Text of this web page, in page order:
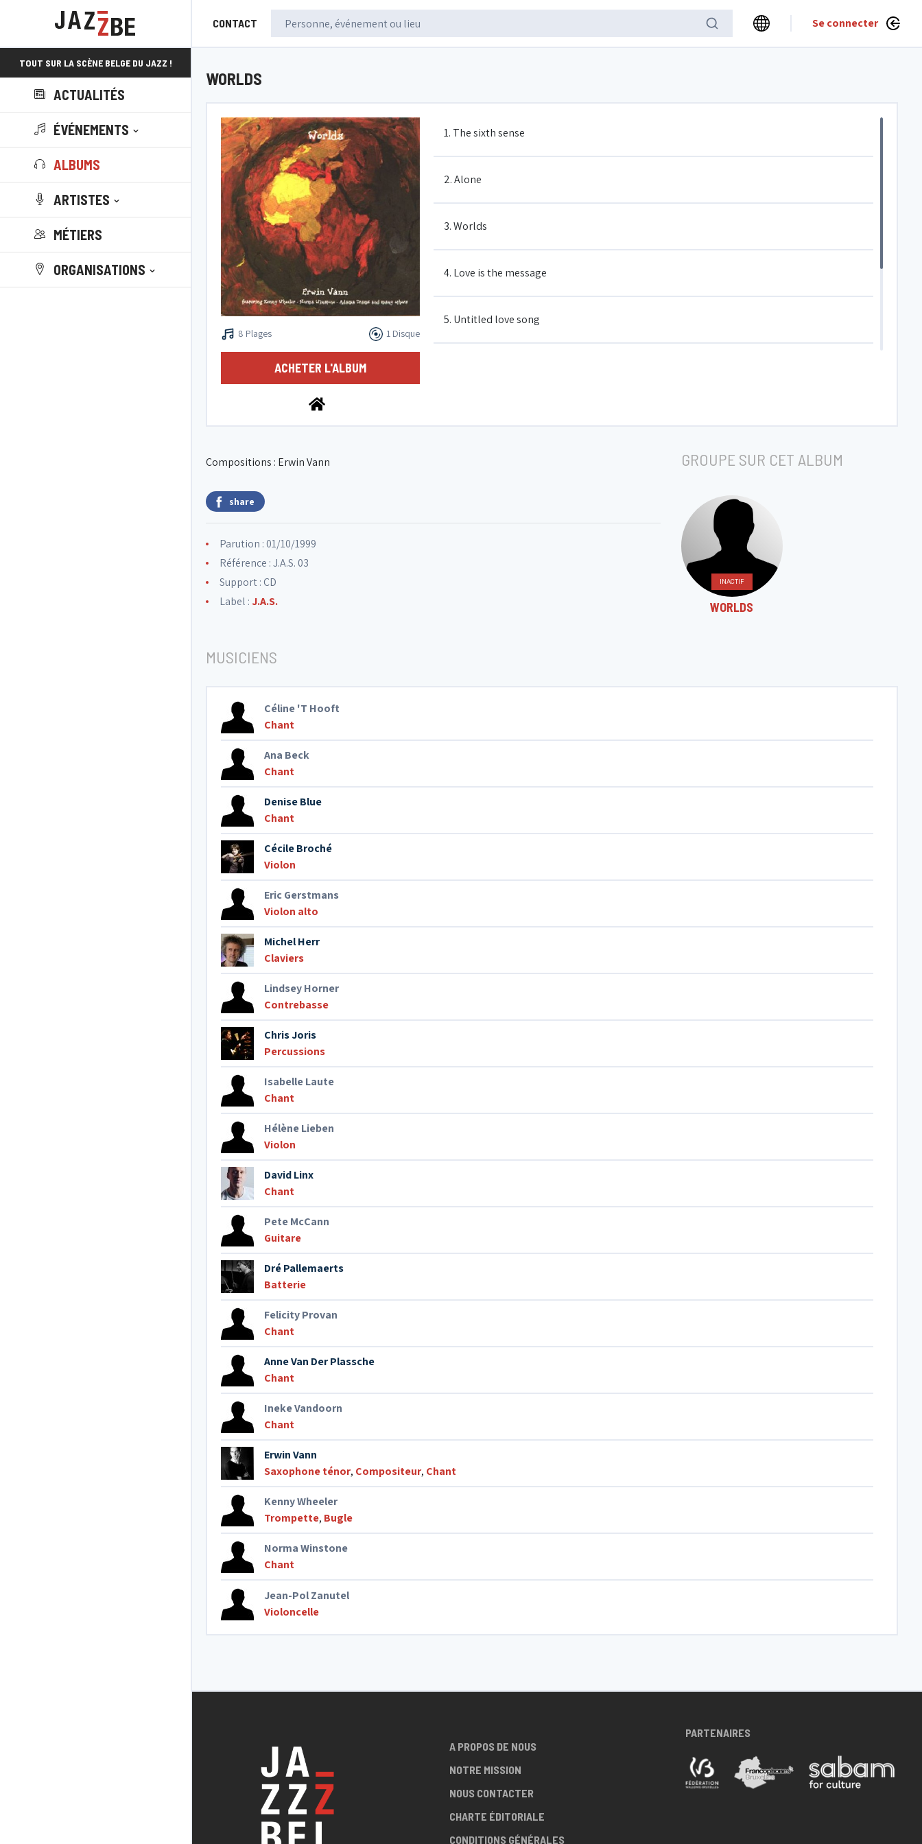
CONTACT Se connecter
TOUT SUR LA SCÈNE BELGE DU JAZZ !
ACTUALITÉS
ÉVÉNEMENTS
ALBUMS
ARTISTES
MÉTIERS
ORGANISATIONS
WORLDS
8 Plages 1 Disque
ACHETER L'ALBUM
1. The sixth sense
2. Alone
3. Worlds
4. Love is the message
5. Untitled love song
Compositions : Erwin Vann
share
Parution : 01/10/1999
Référence : J.A.S. 03
Support : CD
Label :J.A.S.
GROUPE SUR CET ALBUM
INACTIF
WORLDS
MUSICIENS
Céline 'T Hooft
Chant
Ana Beck
Chant
Denise Blue
Chant
Cécile Broché
Violon
Eric Gerstmans
Violon alto
Michel Herr
Claviers
Lindsey Horner
Contrebasse
Chris Joris
Percussions
Isabelle Laute
Chant
Hélène Lieben
Violon
David Linx
Chant
Pete McCann
Guitare
Dré Pallemaerts
Batterie
Felicity Provan
Chant
Anne Van Der Plassche
Chant
Ineke Vandoorn
Chant
Erwin Vann
Saxophone ténor, Compositeur, Chant
Kenny Wheeler
Trompette, Bugle
Norma Winstone
Chant
Jean-Pol Zanutel
Violoncelle
A PROPOS DE NOUS
NOTRE MISSION
NOUS CONTACTER
CHARTE ÉDITORIALE
CONDITIONS GÉNÉRALES
PARTENAIRES